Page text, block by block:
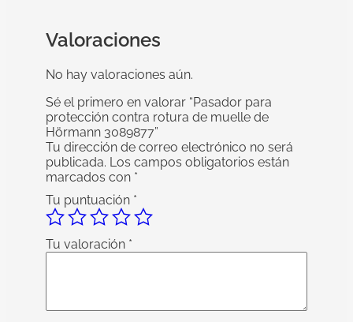
Valoraciones
No hay valoraciones aún.
Sé el primero en valorar “Pasador para
protección contra rotura de muelle de
Hörmann 3089877”
Tu dirección de correo electrónico no será
publicada. Los campos obligatorios están
marcados con *
Tu puntuación *
Tu valoración *